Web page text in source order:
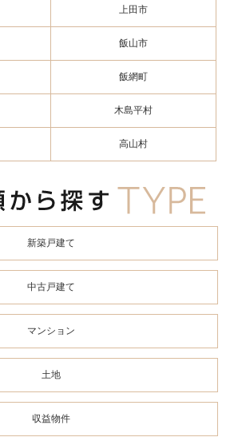
上田市
飯山市
飯網町
木島平村
高山村
新築戸建て
中古戸建て
マンション
土地
収益物件